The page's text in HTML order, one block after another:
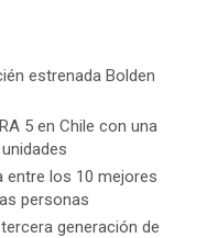
estrenada Bolden
5 en Chile con una
entre los 10 mejores
personas
generación de